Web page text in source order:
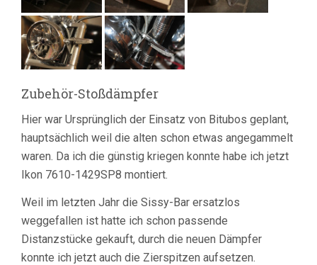
Zubehör-Stoßdämpfer
Hier war Ursprünglich der Einsatz von Bitubos geplant,
hauptsächlich weil die alten schon etwas angegammelt
waren. Da ich die günstig kriegen konnte habe ich jetzt
Ikon 7610-1429SP8 montiert.
Weil im letzten Jahr die Sissy-Bar ersatzlos
weggefallen ist hatte ich schon passende
Distanzstücke gekauft, durch die neuen Dämpfer
konnte ich jetzt auch die Zierspitzen aufsetzen.